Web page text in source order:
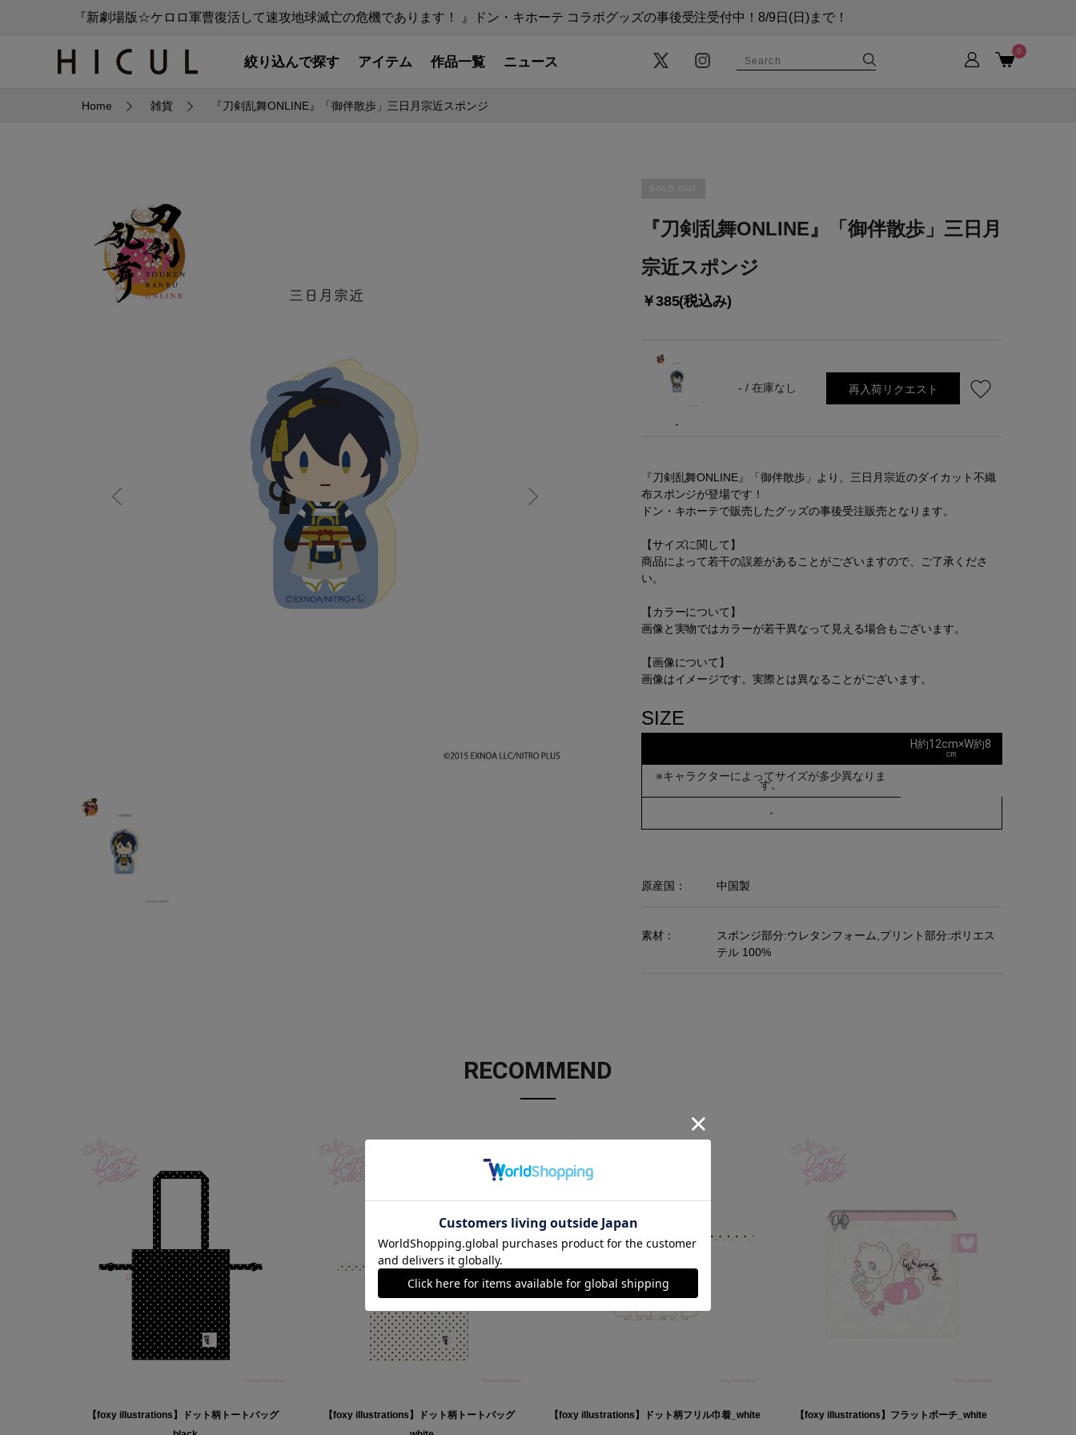
『新劇場版☆ケロロ軍曹復活して速攻地球滅亡の危機であります！ 』ドン・キホーテ コラボグッズの事後受注受付中！8/9日(日)まで！
絞り込んで探す アイテム 作品一覧 ニュース
0
Home 雑貨 『刀剣乱舞ONLINE』「御伴散歩」三日月宗近スポンジ
『刀剣乱舞ONLINE』「御伴散歩」三日月
宗近スポンジ
￥385(税込み)
-
- / 在庫なし 再入荷リクエスト
『刀剣乱舞ONLINE』「御伴散歩」より、三日月宗近のダイカット不織
布スポンジが登場です！
ドン・キホーテで販売したグッズの事後受注販売となります。
【サイズに関して】
商品によって若干の誤差があることがございますので、ご了承くださ
い。
【カラーについて】
画像と実物ではカラーが若干異なって見える場合もございます。
【画像について】
画像はイメージです。実際とは異なることがございます。
SIZE
H約12cm×W約8
㎝
※キャラクターによってサイズが多少異なりま
す。
-
原産国： 中国製
素材：
スポンジ部分:ウレタンフォーム,プリント部分:ポリエス
テル 100%
RECOMMEND
【foxy illustrations】ドット柄トートバッグ
【foxy illustrations】ドット柄トートバッグ
【foxy illustrations】ドット柄フリル巾着_white 【foxy illustrations】フラットポーチ_white